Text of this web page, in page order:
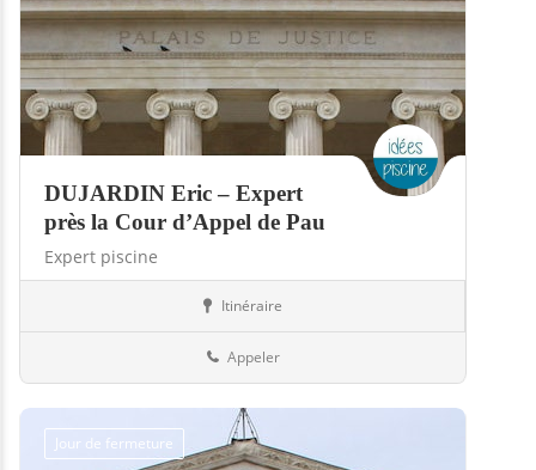
DUJARDIN Eric – Expert
près la Cour d’Appel de Pau
Expert piscine
Itinéraire
Appeler
Jour de fermeture